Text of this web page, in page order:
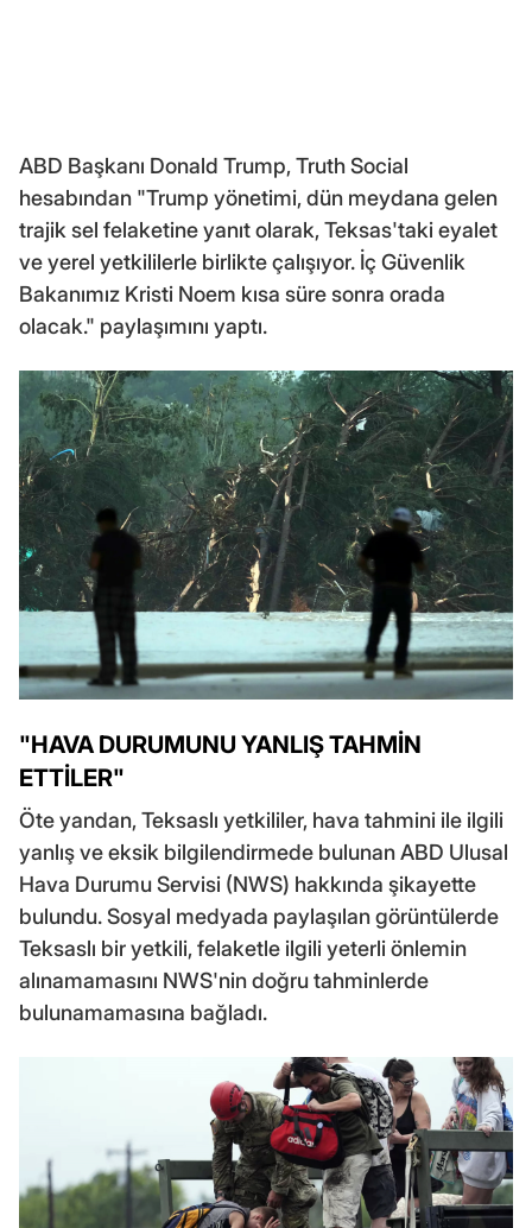
ABD Başkanı Donald Trump, Truth Social
hesabından "Trump yönetimi, dün meydana gelen
trajik sel felaketine yanıt olarak, Teksas'taki eyalet
ve yerel yetkililerle birlikte çalışıyor. İç Güvenlik
Bakanımız Kristi Noem kısa süre sonra orada
olacak." paylaşımını yaptı.
"HAVA DURUMUNU YANLIŞ TAHMİN
ETTİLER"
Öte yandan, Teksaslı yetkililer, hava tahmini ile ilgili
yanlış ve eksik bilgilendirmede bulunan ABD Ulusal
Hava Durumu Servisi (NWS) hakkında şikayette
bulundu. Sosyal medyada paylaşılan görüntülerde
Teksaslı bir yetkili, felaketle ilgili yeterli önlemin
alınamamasını NWS'nin doğru tahminlerde
bulunamamasına bağladı.